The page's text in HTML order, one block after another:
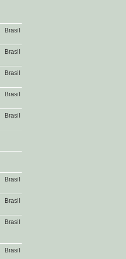
Brasil
Brasil
Brasil
Brasil
Brasil
Brasil
Brasil
Brasil
Brasil